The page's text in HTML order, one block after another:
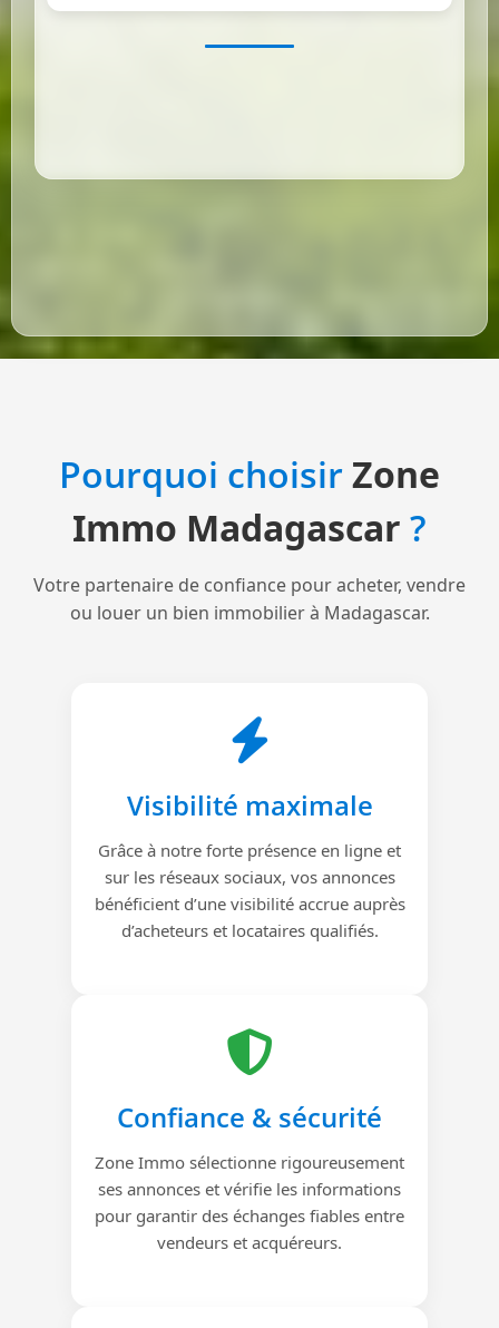
Pourquoi choisirZone
Immo Madagascar ?
Votre partenaire de confiance pour acheter, vendre
ou louer un bien immobilier à Madagascar.
Visibilité maximale
Grâce à notre forte présence en ligne et
sur les réseaux sociaux, vos annonces
bénéficient d’une visibilité accrue auprès
d’acheteurs et locataires qualifiés.
Confiance & sécurité
Zone Immo sélectionne rigoureusement
ses annonces et vérifie les informations
pour garantir des échanges fiables entre
vendeurs et acquéreurs.